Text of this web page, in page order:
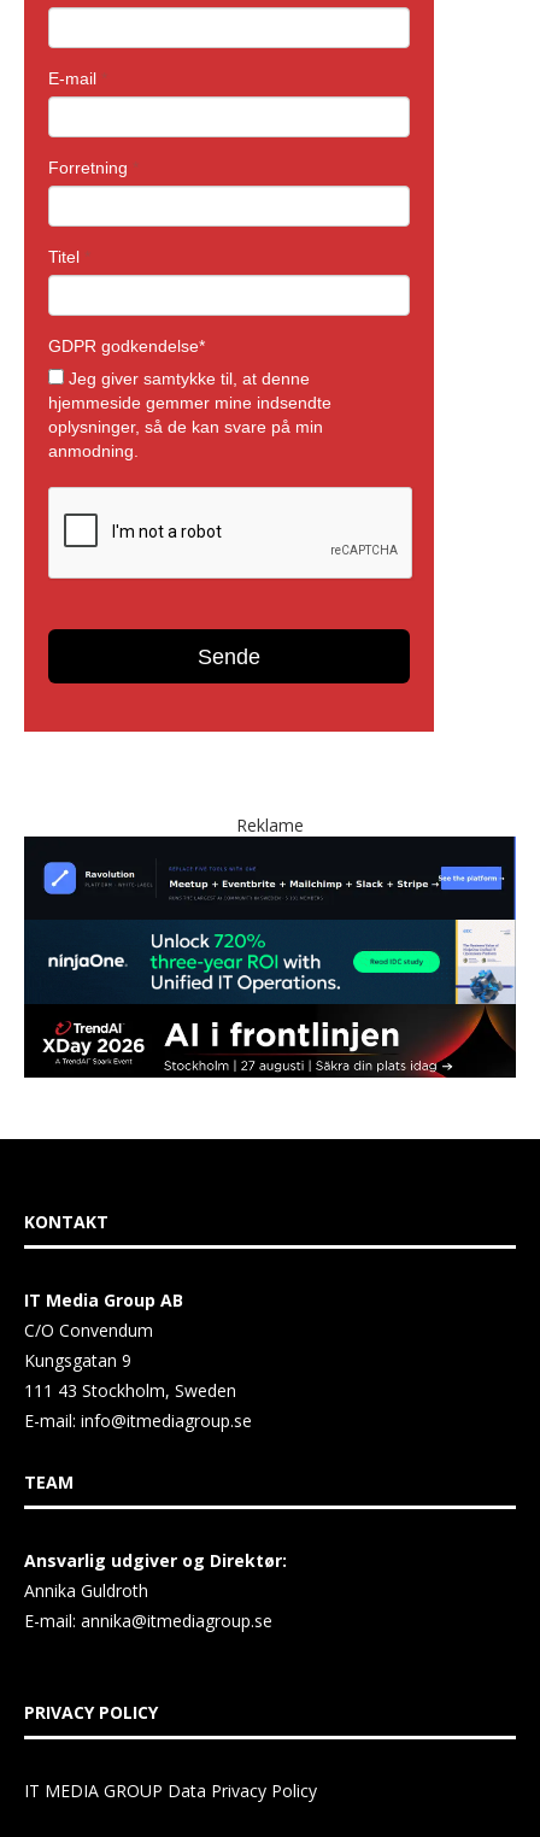
Reklame
KONTAKT
IT Media Group AB
C/O Convendum
Kungsgatan 9
111 43 Stockholm, Sweden
E-mail: info@itmediagroup.se
TEAM
Ansvarlig udgiver og Direktør:
Annika Guldroth
E-mail: annika@itmediagroup.se
PRIVACY POLICY
IT MEDIA GROUP Data Privacy Policy